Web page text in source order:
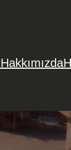
Hakkımızda